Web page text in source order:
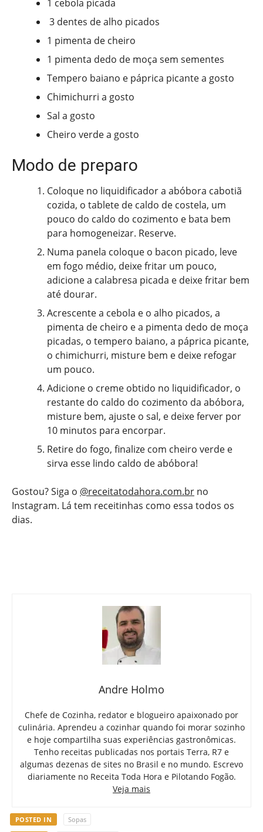
1 cebola picada
3 dentes de alho picados
1 pimenta de cheiro
1 pimenta dedo de moça sem sementes
Tempero baiano e páprica picante a gosto
Chimichurri a gosto
Sal a gosto
Cheiro verde a gosto
Modo de preparo
Coloque no liquidificador a abóbora cabotiã
cozida, o tablete de caldo de costela, um
pouco do caldo do cozimento e bata bem
para homogeneizar. Reserve.
Numa panela coloque o bacon picado, leve
em fogo médio, deixe fritar um pouco,
adicione a calabresa picada e deixe fritar bem
até dourar.
Acrescente a cebola e o alho picados, a
pimenta de cheiro e a pimenta dedo de moça
picadas, o tempero baiano, a páprica picante,
o chimichurri, misture bem e deixe refogar
um pouco.
Adicione o creme obtido no liquidificador, o
restante do caldo do cozimento da abóbora,
misture bem, ajuste o sal, e deixe ferver por
10 minutos para encorpar.
Retire do fogo, finalize com cheiro verde e
sirva esse lindo caldo de abóbora!
Gostou? Siga o @receitatodahora.com.br no
Instagram. Lá tem receitinhas como essa todos os
dias.
Andre Holmo
Chefe de Cozinha, redator e blogueiro apaixonado por
culinária. Aprendeu a cozinhar quando foi morar sozinho
e hoje compartilha suas experiências gastronômicas.
Tenho receitas publicadas nos portais Terra, R7 e
algumas dezenas de sites no Brasil e no mundo. Escrevo
diariamente no Receita Toda Hora e Pilotando Fogão.
Veja mais
POSTED IN Sopas